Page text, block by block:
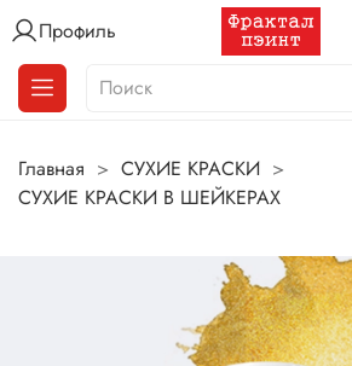
Профиль
Главная
СУХИЕ КРАСКИ
СУХИЕ КРАСКИ В ШЕЙКЕРАХ